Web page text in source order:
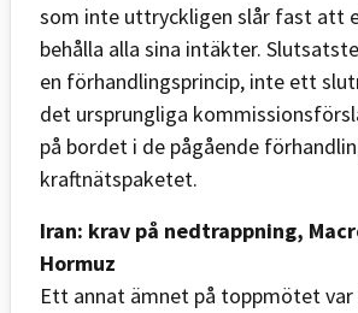
som inte uttryckligen slår fast att
behålla alla sina intäkter.
en förhandlingsprincip, inte ett
det ursprungliga
på bordet i de pågående
kraftnätspaketet.
Iran: krav på nedtrappning,
Hormuz
Ett annat ämnet på toppmötet